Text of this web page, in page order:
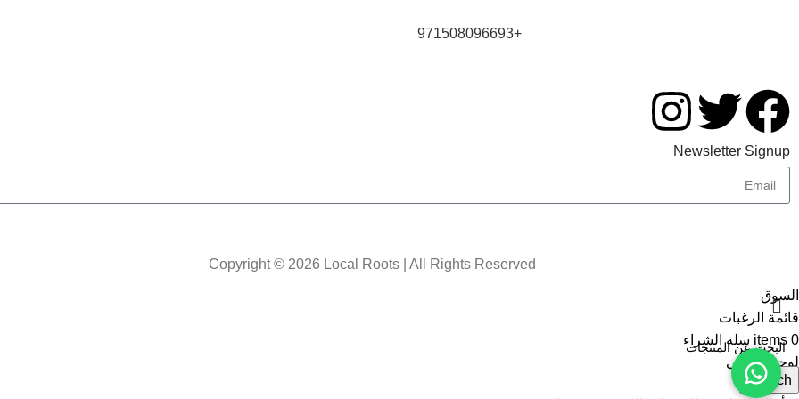
+971508096693
Newsletter Signup
Copyright © 2026 Local Roots | All Rights Reserved
Search
السوق
قائمة الرغبات
0
items سلة الشراء
لوحة حسابي